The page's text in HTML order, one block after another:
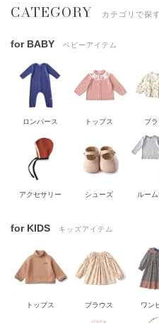
CATEGORY カテゴリで探す
for BABY ベビーアイテム
ロンパース トップス ブ
アクセサリー シューズ ルー
for KIDS キッズアイテム
トップス ブラウス ワン